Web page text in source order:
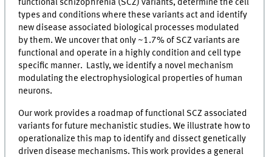
functional schizophrenia (SCZ) variants, determine the cell
types and conditions where these variants act and identify
new disease associated biological processes modulated
by them. We uncover that only ~1.7% of SCZ variants are
functional and operate in a highly condition and cell type
specific manner. Lastly, we identify a novel mechanism
modulating the electrophysiological properties of human
neurons.
Our work provides a roadmap of functional SCZ associated
variants for future mechanistic studies. We illustrate how to
operationalize this map to identify and dissect genetically
driven disease mechanisms. This work provides a general